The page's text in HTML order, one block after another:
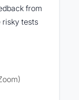
from
risky tests